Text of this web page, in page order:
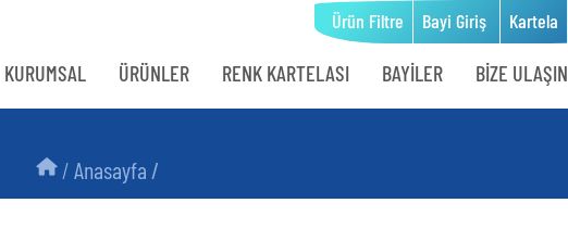
Ürün Filtre Bayi Giriş Kartela
KURUMSAL ÜRÜNLER RENK KARTELASI BAYİLER BİZE ULAŞIN
/Anasayfa /